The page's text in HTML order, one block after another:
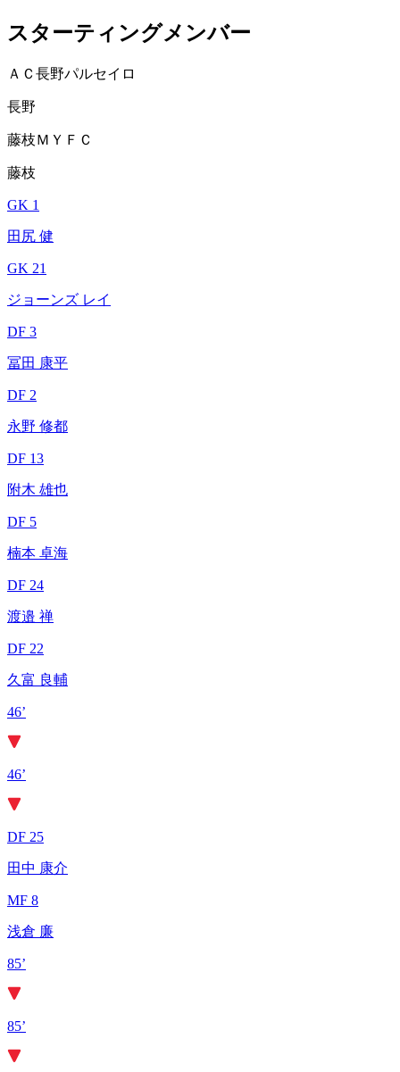
スターティングメンバー
ＡＣ長野パルセイロ
長野
藤枝ＭＹＦＣ
藤枝
GK 1
田尻 健
GK 21
ジョーンズ レイ
DF 3
冨田 康平
DF 2
永野 修都
DF 13
附木 雄也
DF 5
楠本 卓海
DF 24
渡邉 禅
DF 22
久富 良輔
46’
46’
DF 25
田中 康介
MF 8
浅倉 廉
85’
85’